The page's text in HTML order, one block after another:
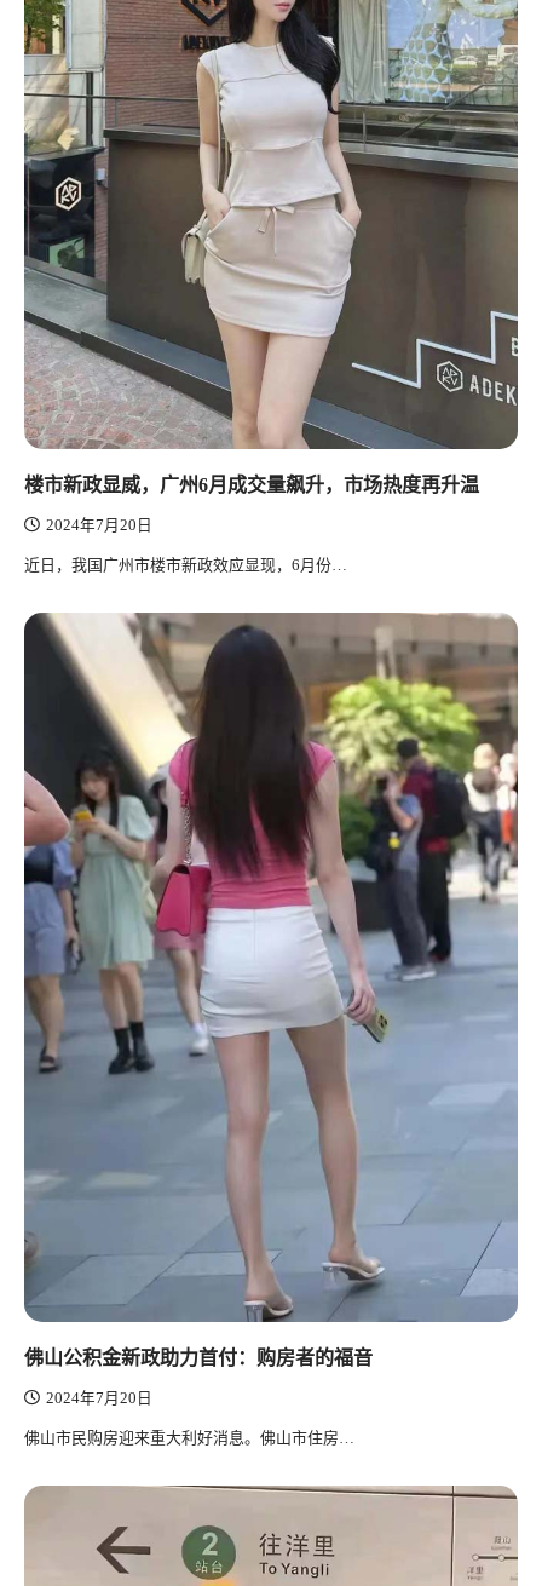
楼市新政显威，广州6月成交量飙升，市场热度再升温
2024年7月20日
近日，我国广州市楼市新政效应显现，6月份…
佛山公积金新政助力首付：购房者的福音
2024年7月20日
佛山市民购房迎来重大利好消息。佛山市住房…